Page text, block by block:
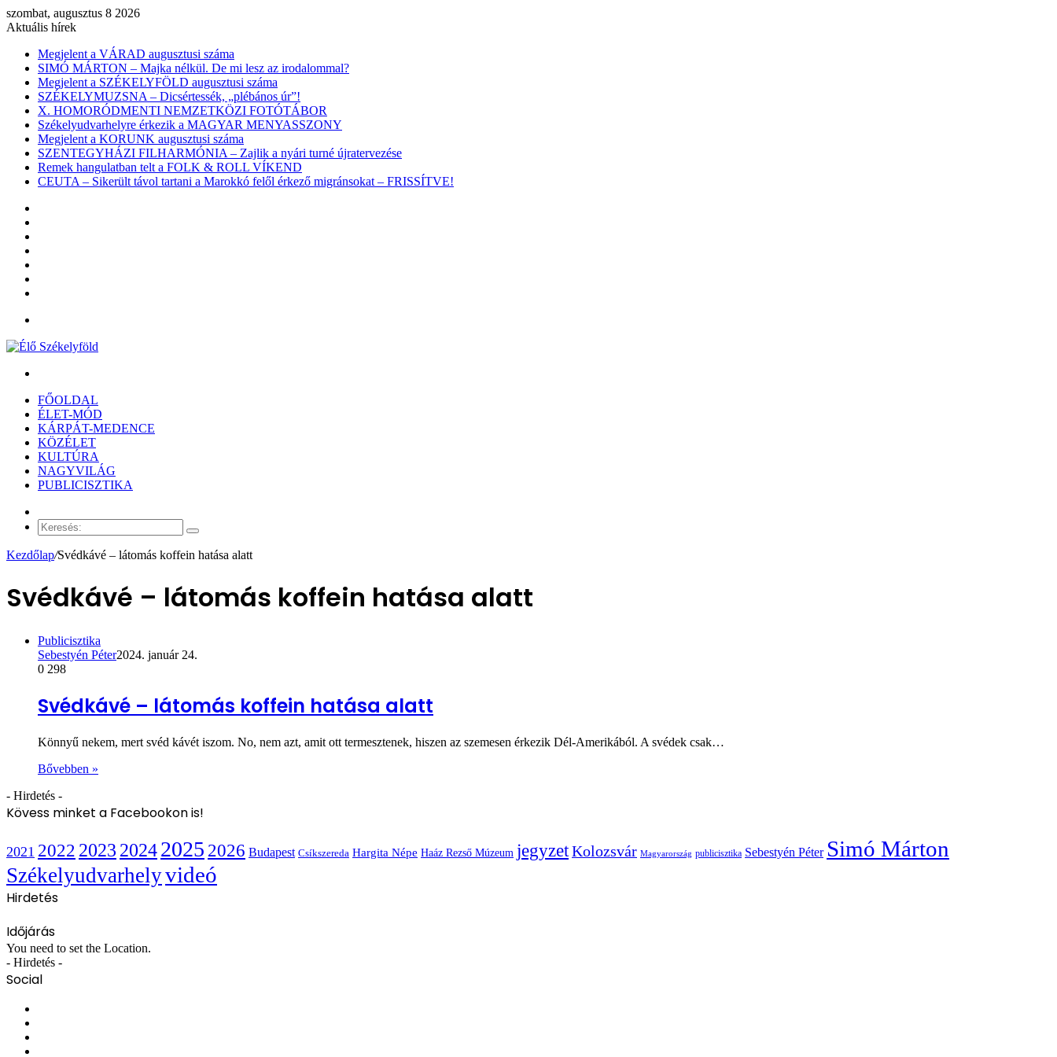
szombat, augusztus 8 2026
Aktuális hírek
Megjelent a VÁRAD augusztusi száma
SIMÓ MÁRTON – Majka nélkül. De mi lesz az irodalommal?
Megjelent a SZÉKELYFÖLD augusztusi száma
SZÉKELYMUZSNA – Dicsértessék, „plébános úr”!
X. HOMORÓDMENTI NEMZETKÖZI FOTÓTÁBOR
Székelyudvarhelyre érkezik a MAGYAR MENYASSZONY
Megjelent a KORUNK augusztusi száma
SZENTEGYHÁZI FILHARMÓNIA – Zajlik a nyári turné újratervezése
Remek hangulatban telt a FOLK & ROLL VÍKEND
CEUTA – Sikerült távol tartani a Marokkó felől érkező migránsokat – FRISSÍTVE!
FŐOLDAL
ÉLET-MÓD
KÁRPÁT-MEDENCE
KÖZÉLET
KULTÚRA
NAGYVILÁG
PUBLICISZTIKA
cikk
Keresés:
Kezdőlap/Svédkávé – látomás koffein hatása alatt
Svédkávé – látomás koffein hatása alatt
Publicisztika
Sebestyén Péter2024. január 24.
0 298
Svédkávé – látomás koffein hatása alatt
Könnyű nekem, mert svéd kávét iszom. No, nem azt, amit ott termesztenek, hiszen az szemesen érkezik Dél-Amerikából. A svédek csak…
Bővebben »
- Hirdetés -
Kövess minket a Facebookon is!
2021 2022 2023 20242025 2026 Budapest Csíkszereda Hargita Népe Haáz Rezső Múzeum jegyzetKolozsvár Magyarország publicisztika Sebestyén Péter Simó Márton
Székelyudvarhelyvideó
Hirdetés
Időjárás
You need to set the Location.
- Hirdetés -
Social